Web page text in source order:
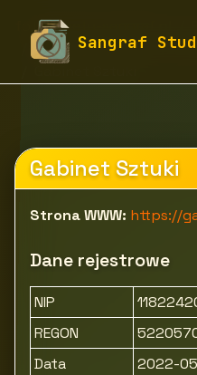
Sangraf
fototapety-sangraf.pl
Edukacja, kultura i
Gabinet Sztuki
Strona WWW: https://
Dane rejestrowe
NIP
REGON
Data
2022-